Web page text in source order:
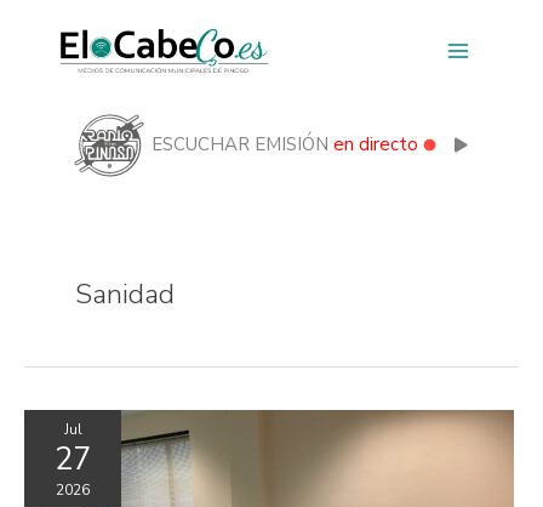
contenido
ESCUCHAR EMISIÓN en directo
Sanidad
Jul
27
2026